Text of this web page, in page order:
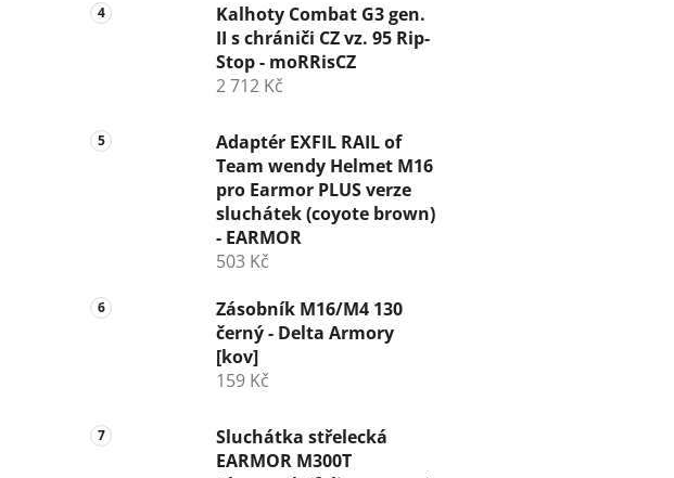
Kalhoty Combat G3 gen.
II s chrániči CZ vz. 95 Rip-
Stop - moRRisCZ
2 712 Kč
Adaptér EXFIL RAIL of
Team wendy Helmet M16
pro Earmor PLUS verze
sluchátek (coyote brown)
- EARMOR
503 Kč
Zásobník M16/M4 130
černý - Delta Armory
[kov]
159 Kč
Sluchátka střelecká
EARMOR M300T